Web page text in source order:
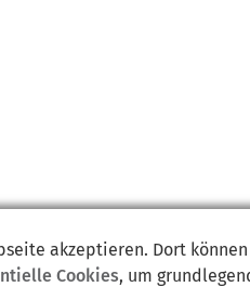
akzeptieren. Dort können
Cookies, um